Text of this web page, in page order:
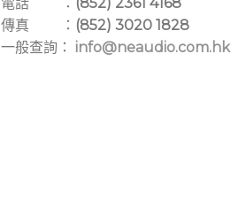
傳真 ： (852) 3020 1828
一般查詢： info@neaudio.com.hk